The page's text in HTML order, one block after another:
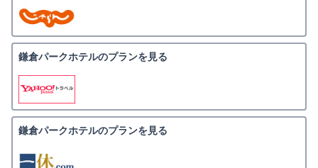
鎌倉パークホテルのプランを見る
鎌倉パークホテルのプランを見る